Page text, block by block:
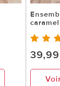
caramel
39,99